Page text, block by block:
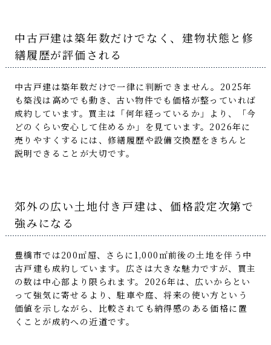
中古戸建は築年数だけでなく、建物状態と修
繕履歴が評価される
中古戸建は築年数だけで一律に判断できません。2025年
も築浅は高めでも動き、古い物件でも価格が整っていれば
成約しています。買主は「何年経っているか」より、「今
どのくらい安心して住めるか」を見ています。2026年に
売りやすくするには、修繕履歴や設備交換歴をきちんと
説明できることが大切です。
郊外の広い土地付き戸建は、価格設定次第で
強みになる
豊橋市では200㎡超、さらに1,000㎡前後の土地を伴う中
古戸建も成約しています。広さは大きな魅力ですが、買主
の数は中心部より限られます。2026年は、広いからとい
って強気に寄せるより、駐車や庭、将来の使い方という
価値を示しながら、比較されても納得感のある価格に置
くことが成約への近道です。